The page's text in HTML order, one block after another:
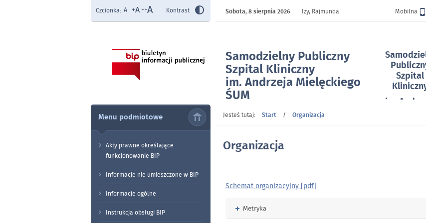
Samodzielny Publiczny
Szpital Kliniczny
im. Andrzeja Mielęckiego
ŚUM
w Katowicach
- Organizacja
Szpital
im.
Czcionka: Kontrast Wersja
Mobilna
Sobota,8 sierpnia 2026
Izy, Rajmunda
Menu podmiotowe
Akty prawne określające
funkcjonowanie BIP
Informacje nie umieszczone w BIP
Informacje ogólne
Instrukcja obsługi BIP
Jesteś tutaj: Start / Organizacja
Organizacja
Schemat organizacyjny [pdf]
Rozwiń
Metryka